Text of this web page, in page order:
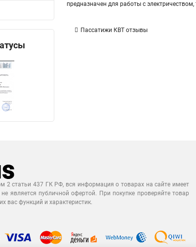
предназначен для работы с
Пассатижи КВТ отзывы
2 статьи 437 ГК РФ, вся информация о товарах на сайте имеет
является публичной офертой. При покупке проверяйте товар
вас функций и характеристик.